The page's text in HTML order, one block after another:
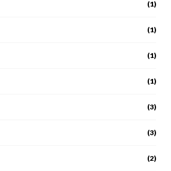
(1)
(1)
(1)
(1)
(3)
(3)
(2)